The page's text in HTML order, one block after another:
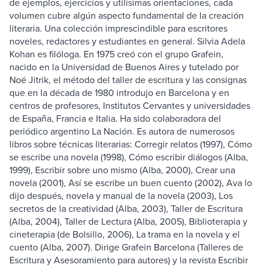
volumen cubre algún aspecto fundamental de la creación
literaria. Una colección imprescindible para escritores
noveles, redactores y estudiantes en general. Silvia Adela
Kohan es filóloga. En 1975 creó con el grupo Grafein,
nacido en la Universidad de Buenos Aires y tutelado por
Noé Jitrik, el método del taller de escritura y las consignas
que en la década de 1980 introdujo en Barcelona y en
centros de profesores, Institutos Cervantes y universidades
de España, Francia e Italia. Ha sido colaboradora del
periódico argentino La Nación. Es autora de numerosos
libros sobre técnicas literarias: Corregir relatos (1997), Cómo
se escribe una novela (1998), Cómo escribir diálogos (Alba,
1999), Escribir sobre uno mismo (Alba, 2000), Crear una
novela (2001), Así se escribe un buen cuento (2002), Ava lo
dijo después, novela y manual de la novela (2003), Los
secretos de la creatividad (Alba, 2003), Taller de Escritura
(Alba, 2004), Taller de Lectura (Alba, 2005), Biblioterapia y
cineterapia (de Bolsillo, 2006), La trama en la novela y el
cuento (Alba, 2007). Dirige Grafein Barcelona (Talleres de
Escritura y Asesoramiento para autores) y la revista Escribir